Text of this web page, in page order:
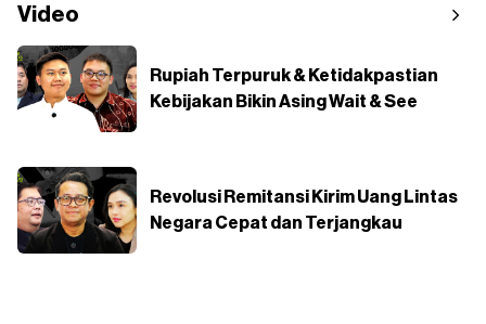
Video
Rupiah Terpuruk & Ketidakpastian
Kebijakan Bikin Asing Wait & See
Revolusi Remitansi Kirim Uang Lintas
Negara Cepat dan Terjangkau